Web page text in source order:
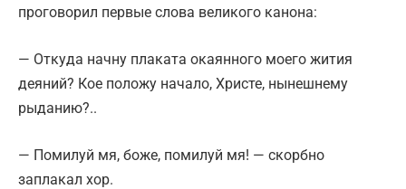
проговорил первые слова великого канона:
— Откуда начну плаката окаянного моего жития
деяний? Кое положу начало, Христе, нынешнему
рыданию?..
— Помилуй мя, боже, помилуй мя! — скорбно
заплакал хор.